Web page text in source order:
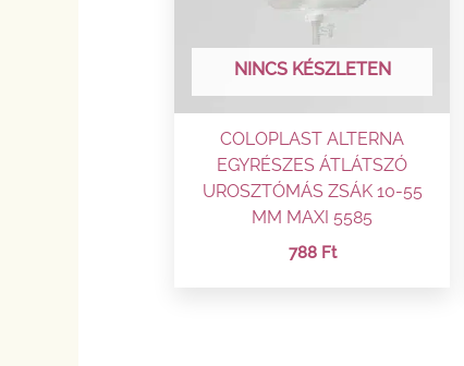
NINCS KÉSZLETEN
COLOPLAST ALTERNA
EGYRÉSZES ÁTLÁTSZÓ
UROSZTÓMÁS ZSÁK 10-55
MM MAXI 5585
788 Ft